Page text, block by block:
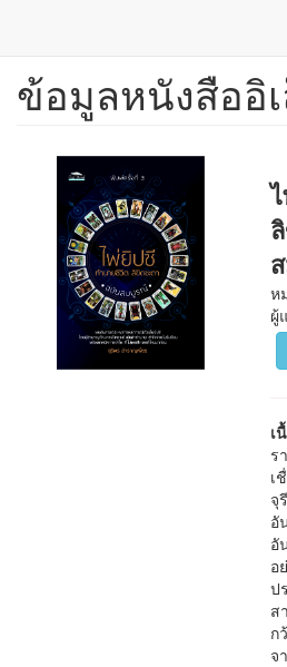
ข้าม
ข้อมูลหนังสืออิ
ห
ผู้
เ
ร
เ
จุ
อั
อั
อ
ป
ส
ก
จ